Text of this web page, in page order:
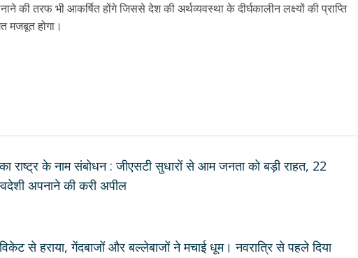
तरफ भी आकर्षित होंगे जिससे देश की अर्थव्यवस्था के दीर्घकालीन लक्ष्यों की प्राप्ति
मजबूत होगा।
राष्ट्र के नाम संबोधन : जीएसटी सुधारों से आम जनता को बड़ी राहत, 22
अपनाने की करी अपील
से हराया, गेंदबाजों और बल्लेबाजों ने मचाई धूम। नवरात्रि से पहले दिया